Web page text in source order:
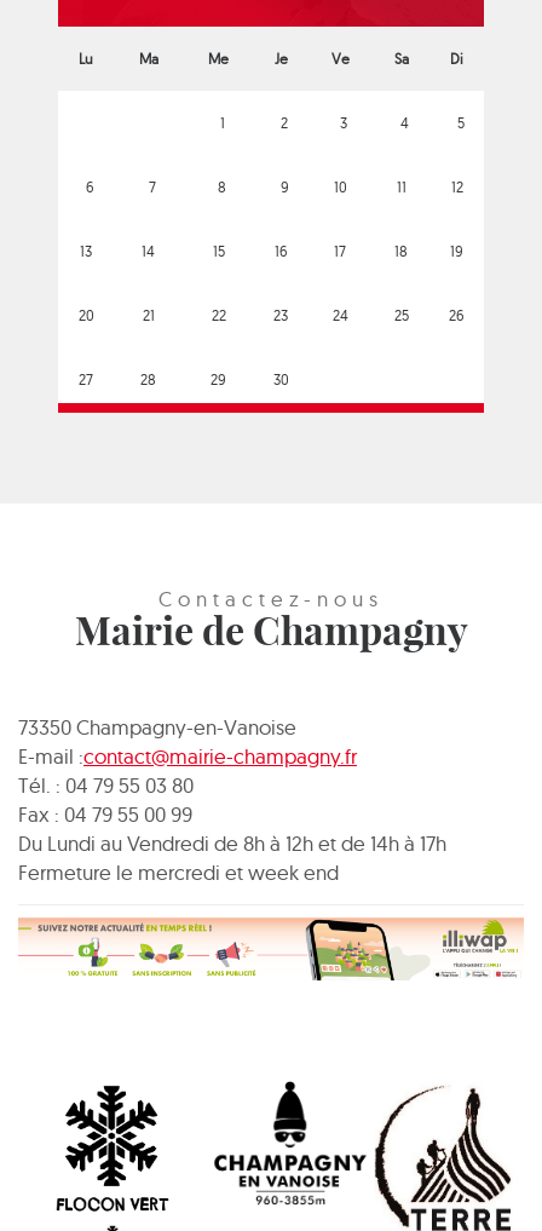
Lu Ma Me Je Ve Sa Di
1 2 3 4 5
6 7 8 9 10 11 12
13 14 15 16 17 18 19
20 21 22 23 24 25 26
27 28 29 30
Contactez-nous
Mairie de Champagny
73350 Champagny-en-Vanoise
E-mail :contact@mairie-champagny.fr
Tél. : 04 79 55 03 80
Fax : 04 79 55 00 99
Du Lundi au Vendredi de 8h à 12h et de 14h à 17h
Fermeture le mercredi et week end